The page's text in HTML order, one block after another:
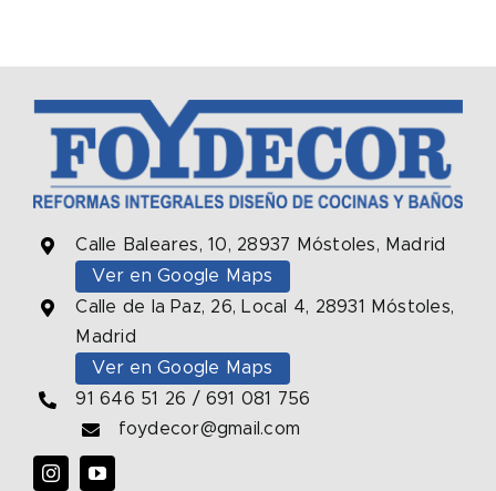
Calle Baleares, 10, 28937 Móstoles, Madrid
Ver en Google Maps
Calle de la Paz, 26, Local 4, 28931 Móstoles,
Madrid
Ver en Google Maps
91 646 51 26 / 691 081 756
foydecor@gmail.com